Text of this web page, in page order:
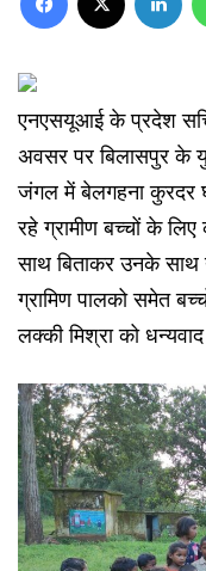
एनएसयूआई के प्रदेश
अवसर पर बिलासपुर के
जंगल में बेलगहना कुरदर
रहे ग्रामीण बच्चों के
साथ बिताकर उनके
ग्रामिण पालको समेत
लक्की मिश्रा को